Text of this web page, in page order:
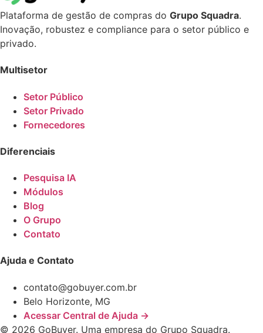
Plataforma de gestão de compras do Grupo Squadra.
Inovação, robustez e compliance para o setor público e
privado.
Multisetor
Setor Público
Setor Privado
Fornecedores
Diferenciais
Pesquisa IA
Módulos
Blog
O Grupo
Contato
Ajuda e Contato
contato@gobuyer.com.br
Belo Horizonte, MG
Acessar Central de Ajuda →
© 2026 GoBuyer. Uma empresa do Grupo Squadra.